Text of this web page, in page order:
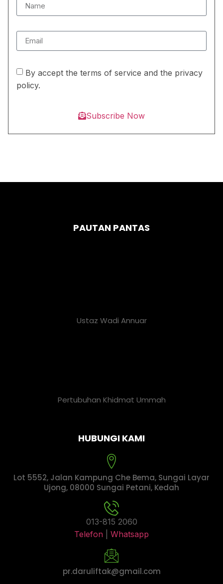
By accept the terms of service and the privacy
policy.
Subscribe Now
PAUTAN PANTAS
Ustaz Wadi Annuar
Pertubuhan Khidmat Ummah
HUBUNGI KAMI
Lot 5552, Jalan Kampung Che Bema, Sungai Layar
Ujong, 08000 Sungai Petani, Kedah
013-815 2060
Telefon
Whatsapp
pr.daruliftak@gmail.com